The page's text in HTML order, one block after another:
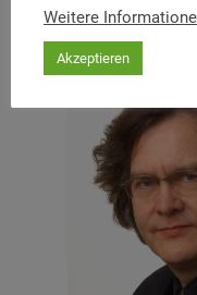
überreichen.Der
Weitere
Akzeptieren